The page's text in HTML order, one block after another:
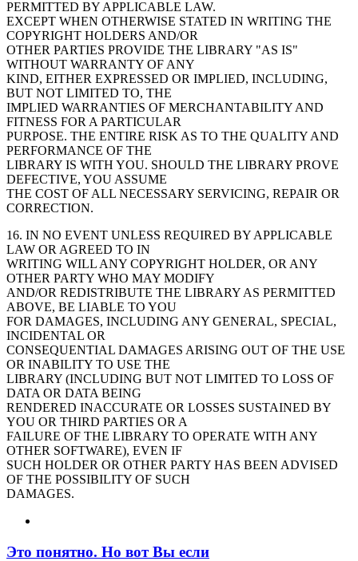
PERMITTED BY APPLICABLE LAW.
EXCEPT WHEN OTHERWISE STATED IN WRITING THE
COPYRIGHT HOLDERS AND/OR
OTHER PARTIES PROVIDE THE LIBRARY "AS IS"
WITHOUT WARRANTY OF ANY
KIND, EITHER EXPRESSED OR IMPLIED, INCLUDING,
BUT NOT LIMITED TO, THE
IMPLIED WARRANTIES OF MERCHANTABILITY AND
FITNESS FOR A PARTICULAR
PURPOSE. THE ENTIRE RISK AS TO THE QUALITY AND
PERFORMANCE OF THE
LIBRARY IS WITH YOU. SHOULD THE LIBRARY PROVE
DEFECTIVE, YOU ASSUME
THE COST OF ALL NECESSARY SERVICING, REPAIR OR
CORRECTION.
16. IN NO EVENT UNLESS REQUIRED BY APPLICABLE
LAW OR AGREED TO IN
WRITING WILL ANY COPYRIGHT HOLDER, OR ANY
OTHER PARTY WHO MAY MODIFY
AND/OR REDISTRIBUTE THE LIBRARY AS PERMITTED
ABOVE, BE LIABLE TO YOU
FOR DAMAGES, INCLUDING ANY GENERAL, SPECIAL,
INCIDENTAL OR
CONSEQUENTIAL DAMAGES ARISING OUT OF THE USE
OR INABILITY TO USE THE
LIBRARY (INCLUDING BUT NOT LIMITED TO LOSS OF
DATA OR DATA BEING
RENDERED INACCURATE OR LOSSES SUSTAINED BY
YOU OR THIRD PARTIES OR A
FAILURE OF THE LIBRARY TO OPERATE WITH ANY
OTHER SOFTWARE), EVEN IF
SUCH HOLDER OR OTHER PARTY HAS BEEN ADVISED
OF THE POSSIBILITY OF SUCH
DAMAGES.
Это понятно. Но вот Вы если